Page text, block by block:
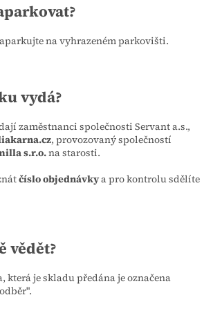
na vyhrazeném parkovišti.
vydá?
zaměstnanci společnosti Servant a.s.,
, provozovaný společností
s.r.o.na starosti.
číslo objednávkya pro kontrolu sdělíte
vědět?
která je skladu předána je označena